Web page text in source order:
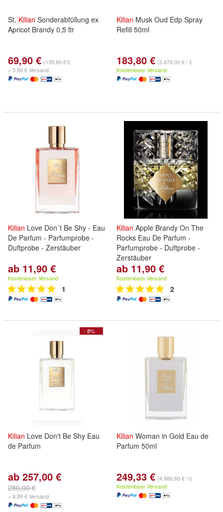
St. Kilian Sonderabfüllung ex
Apricot Brandy 0,5 ltr
69,90 € (139,80 €/l)
+ 5,90 € Versand
Kilian Musk Oud Edp Spray
Refill 50ml
183,80 € (3.676,00 € / l)
Kostenloser Versand
Kilian Love Don´t Be Shy - Eau
De Parfum - Parfumprobe -
Duftprobe - Zerstäuber
ab 11,90 €
Kostenloser Versand
1
Kilian Apple Brandy On The
Rocks Eau De Parfum -
Parfumprobe - Duftprobe -
Zerstäuber
ab 11,90 €
Kostenloser Versand
2
- 8%
Kilian Love Don't Be Shy Eau
de Parfum
ab 257,00 €
280,00 €
+ 8,99 € Versand
Kilian Woman in Gold Eau de
Parfum 50ml
249,33 € (4.986,60 € / l)
Kostenloser Versand